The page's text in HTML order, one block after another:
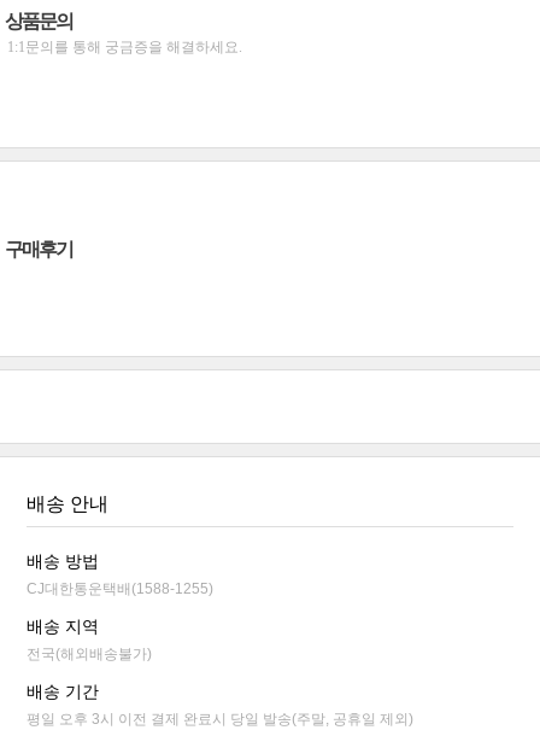
상품문의
1:1문의를 통해 궁금증을 해결하세요.
구매후기
배송 안내
배송 방법
CJ대한통운택배(1588-1255)
배송 지역
전국(해외배송불가)
배송 기간
평일 오후 3시 이전 결제 완료시 당일 발송(주말, 공휴일 제외)